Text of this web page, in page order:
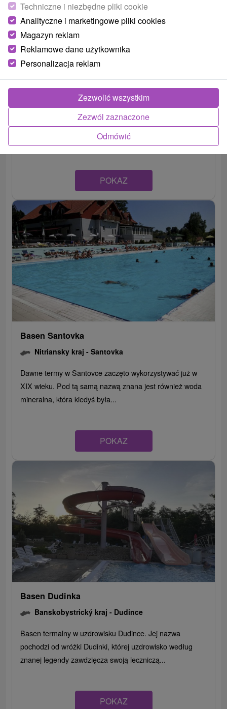
Holidaypark Kováčová
Banskobystrický kraj -Kováčová
POKAZ
Basen Santovka
Nitriansky kraj -Santovka
Dawne termy w Santovce zaczęto wykorzystywać już w
XIX wieku. Pod tą samą nazwą znana jest również woda
mineralna, która kiedyś była...
POKAZ
Basen Dudinka
Banskobystrický kraj - Dudince
Basen termalny w uzdrowisku Dudince. Jej nazwa
pochodzi od wróżki Dudinki, której uzdrowisko według
znanej legendy zawdzięcza swoją leczniczą...
POKAZ
Techniczne i niezbędne pliki cookie
Analityczne i marketingowe pliki cookies
Magazyn reklam
Reklamowe dane użytkownika
Personalizacja reklam
Odmówić
Zezwól zaznaczone
Zezwolić wszystkim